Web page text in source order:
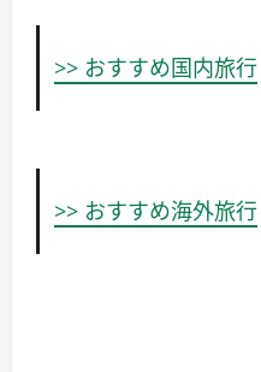
>> おすすめ国内旅行
>> おすすめ海外旅行